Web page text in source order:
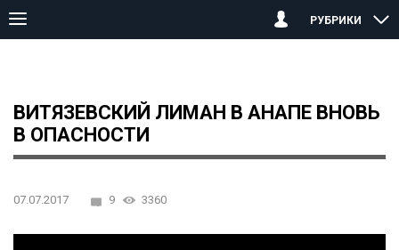
РУБРИКИ
Витязевский лиман в Анапе вновь
ВИТЯЗЕВСКИЙ ЛИМАН В АНАПЕ ВНОВЬ
В ОПАСНОСТИ
07.07.2017 9 3360